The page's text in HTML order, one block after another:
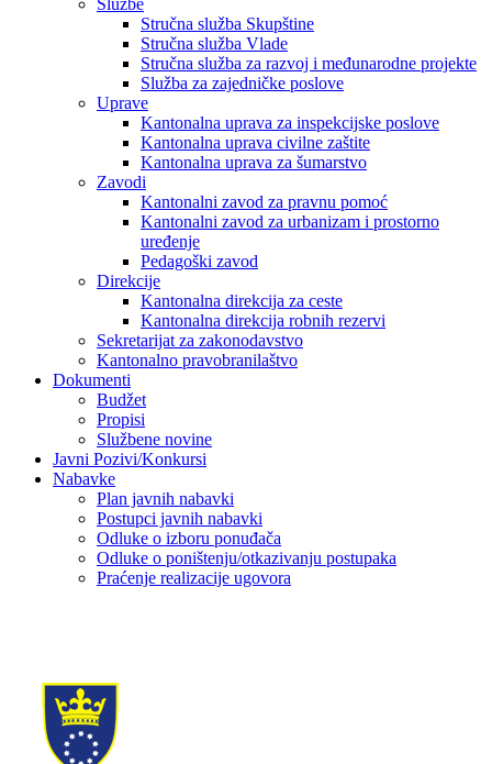
Službe
Stručna služba Skupštine
Stručna služba Vlade
Stručna služba za razvoj i međunarodne projekte
Služba za zajedničke poslove
Uprave
Kantonalna uprava za inspekcijske poslove
Kantonalna uprava civilne zaštite
Kantonalna uprava za šumarstvo
Zavodi
Kantonalni zavod za pravnu pomoć
Kantonalni zavod za urbanizam i prostorno
uređenje
Pedagoški zavod
Direkcije
Kantonalna direkcija za ceste
Kantonalna direkcija robnih rezervi
Sekretarijat za zakonodavstvo
Kantonalno pravobranilaštvo
Dokumenti
Budžet
Propisi
Službene novine
Javni Pozivi/Konkursi
Nabavke
Plan javnih nabavki
Postupci javnih nabavki
Odluke o izboru ponuđača
Odluke o poništenju/otkazivanju postupaka
Praćenje realizacije ugovora